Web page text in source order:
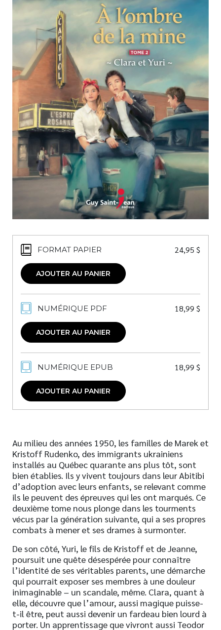
Numérique
Livres audio
Meilleurs vendeurs
Page vedette
À PROPOS
CONTACT
FORMAT PAPIER 24,95 $
AJOUTER AU PANIER
NUMÉRIQUE PDF 18,99 $
AJOUTER AU PANIER
NUMÉRIQUE EPUB 18,99 $
AJOUTER AU PANIER
Au milieu des années 1950, les familles de Marek et
Kristoff Rudenko, des immigrants ukrainiens
installés au Québec quarante ans plus tôt, sont
bien établies. Ils y vivent toujours dans leur Abitibi
d’adoption avec leurs enfants, se relevant comme
ils le peuvent des épreuves qui les ont marqués. Ce
deuxième tome nous plonge dans les tourments
vécus par la génération suivante, qui a ses propres
combats à mener et ses drames à surmonter.
De son côté, Yuri, le fils de Kristoff et de Jeanne,
poursuit une quête désespérée pour connaître
l’identité de ses véritables parents, une démarche
qui pourrait exposer ses membres à une douleur
inimaginable – un scandale, même. Clara, quant à
elle, découvre que l’amour, aussi magique puisse-
t-il être, peut aussi devenir un fardeau bien lourd à
porter. Un apprentissage que vivront aussi Teodor